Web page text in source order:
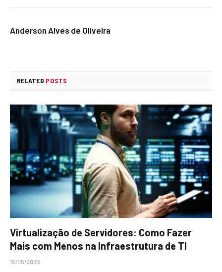
Anderson Alves de Oliveira
RELATED POSTS
Virtualização de Servidores: Como Fazer
Mais com Menos na Infraestrutura de TI
15/05/2026